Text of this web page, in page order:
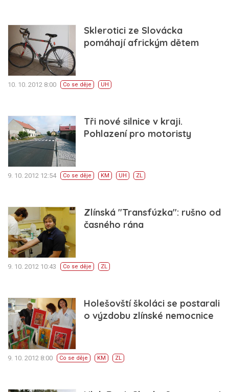
Sklerotici ze Slovácka
pomáhají africkým dětem
10. 10. 2012 8:00 Co se děje UH
Tři nové silnice v kraji.
Pohlazení pro motoristy
9. 10. 2012 12:54 Co se děje KM UH ZL
Zlínská "Transfúzka": rušno od
časného rána
9. 10. 2012 10:43 Co se děje ZL
Holešovští školáci se postarali
o výzdobu zlínské nemocnice
9. 10. 2012 8:00 Co se děje KM ZL